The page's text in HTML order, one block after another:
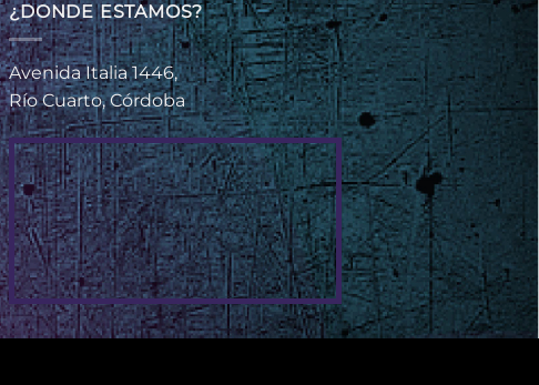
¿DONDE ESTAMOS?
Avenida Italia 1446,
Río Cuarto, Córdoba